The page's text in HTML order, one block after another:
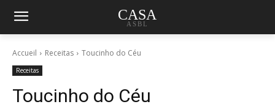
CASA
ASBL
Accueil Receitas Toucinho do Céu
Receitas
Toucinho do Céu